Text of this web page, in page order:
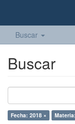
Buscar
Buscar
Fecha: 2018 ×